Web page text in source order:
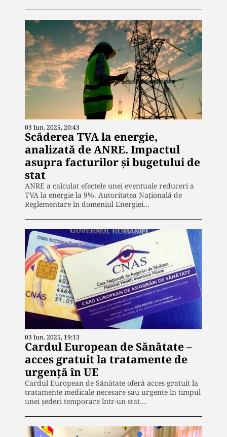
03 Iun. 2025, 20:43
Scăderea TVA la energie,
analizată de ANRE. Impactul
asupra facturilor și bugetului de
stat
ANRE a calculat efectele unei eventuale reduceri a
TVA la energie la 9%. Autoritatea Națională de
Reglementare în domeniul Energiei…
03 Iun. 2025, 19:13
Cardul European de Sănătate –
acces gratuit la tratamente de
urgență în UE
Cardul European de Sănătate oferă acces gratuit la
tratamente medicale necesare sau urgente în timpul
unei șederi temporare într-un stat…